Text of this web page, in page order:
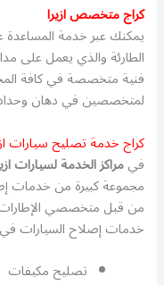
كراج متخصص ازيرا
يمكنك عبر خدمة المساعدة
فنية متخصصة في كافة
لمتخصصين في دهان
كراج خدمة تصليح سيارات
فيمراكز الخدمة لسيارات
مجموعة كبيرة من خدمات
من قبل متخصصي الإطارات
خدمات إصلاح السيارات
تصليح مكيفات